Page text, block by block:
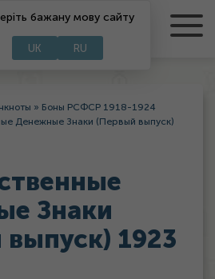
RU
бажану мову сайту
UK RU
» Боны РСФСР 1918-1924
Денежные Знаки (Первый выпуск)
Знаки
1923